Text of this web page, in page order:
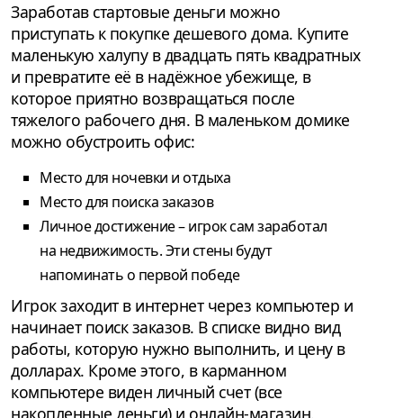
Заработав стартовые деньги можно
приступать к покупке дешевого дома. Купите
маленькую халупу в двадцать пять квадратных
и превратите её в надёжное убежище, в
которое приятно возвращаться после
тяжелого рабочего дня. В маленьком домике
можно обустроить офис:
Место для ночевки и отдыха
Место для поиска заказов
Личное достижение – игрок сам заработал
на недвижимость. Эти стены будут
напоминать о первой победе
Игрок заходит в интернет через компьютер и
начинает поиск заказов. В списке видно вид
работы, которую нужно выполнить, и цену в
долларах. Кроме этого, в карманном
компьютере виден личный счет (все